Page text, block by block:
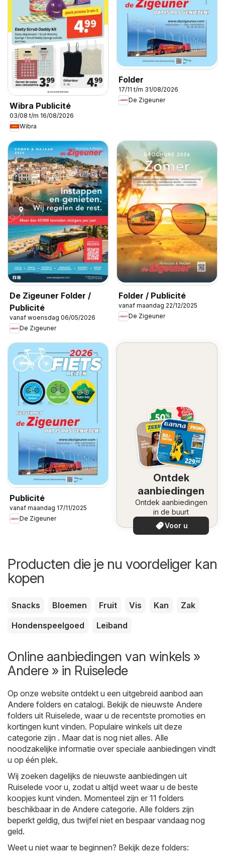
Wibra Publicité
03/08 t/m 16/08/2026
Wibra
Folder
17/11 t/m 31/08/2026
De Zigeuner
De Zigeuner Folder /
Publicité
vanaf woensdag 06/05/2026
De Zigeuner
Folder / Publicité
vanaf maandag 22/12/2025
De Zigeuner
Publicité
vanaf maandag 17/11/2025
De Zigeuner
Ontdek
aanbiedingen
Ontdek aanbiedingen
in de buurt
Voor u
Producten die je nu voordeliger kan
kopen
Snacks Bloemen Fruit Vis Kan
Zak
Hondenspeelgoed
Leiband
Online aanbiedingen van winkels »
Andere » in Ruiselede
Op onze website ontdekt u een uitgebreid aanbod aan
Andere folders en catalogi. Bekijk de nieuwste Andere
folders uit Ruiselede, waar u de recentste promoties en
kortingen kunt vinden. Populaire winkels uit deze
categorie zijn . Maar dat is nog niet alles. Alle
noodzakelijke informatie over speciale aanbiedingen vindt
u op één plek.
Wij zoeken dagelijks de nieuwste aanbiedingen uit
Ruiselede voor u, zodat u altijd weet waar u de beste
koopjes kunt vinden. Momenteel zijn er 11 folders
beschikbaar in de Andere categorie. Alle folders zijn
beperkt geldig, dus twijfel niet en bespaar vandaag nog
geld.
Weet u niet waar te beginnen? Bekijk deze folders: